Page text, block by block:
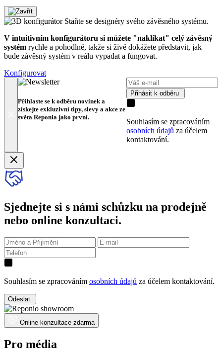
Staňte se designéry svého závěsného systému.
V intuitivním konfigurátoru si můžete "naklikat" celý závěsný
systém rychle a pohodlně, takže si živě dokážete představit, jak
bude závěsný systém v reálu vypadat a fungovat.
Konfigurovat
Přihlaste se k odběru novinek a
získejte exkluzivní tipy, slevy a akce ze
světa Reponia jako první.
Přihásit k odběru
Souhlasím se zpracováním
osobních údajů za účelem
kontaktování.
Sjednejte si s námi schůzku na prodejně
nebo online konzultaci.
Souhlasím se zpracováním osobních údajů za účelem kontaktování.
Odeslat
Online konzultace zdarma
Pro média